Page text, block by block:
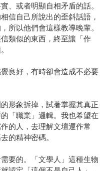
、或者明顯自相矛盾的話。
信自己所說出的歪斜話語，
所以他們會這樣教導晚輩。
類似的東西，終至讓「作
良好，有時卻會造成不必要
形象拆掉，試著掌握其真正
「職業」邏輯。我也希望在
的人，去理解文壇運作常
的精神密碼。
要的。「文學人」這種生物